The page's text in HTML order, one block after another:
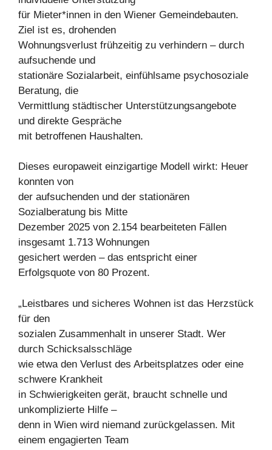
für Mieter*innen in den Wiener Gemeindebauten.
Ziel ist es, drohenden
Wohnungsverlust frühzeitig zu verhindern – durch
aufsuchende und
stationäre Sozialarbeit, einfühlsame psychosoziale
Beratung, die
Vermittlung städtischer Unterstützungsangebote
und direkte Gespräche
mit betroffenen Haushalten.
Dieses europaweit einzigartige Modell wirkt: Heuer
konnten von
der aufsuchenden und der stationären
Sozialberatung bis Mitte
Dezember 2025 von 2.154 bearbeiteten Fällen
insgesamt 1.713 Wohnungen
gesichert werden – das entspricht einer
Erfolgsquote von 80 Prozent.
„Leistbares und sicheres Wohnen ist das Herzstück
für den
sozialen Zusammenhalt in unserer Stadt. Wer
durch Schicksalsschläge
wie etwa den Verlust des Arbeitsplatzes oder eine
schwere Krankheit
in Schwierigkeiten gerät, braucht schnelle und
unkomplizierte Hilfe –
denn in Wien wird niemand zurückgelassen. Mit
einem engagierten Team